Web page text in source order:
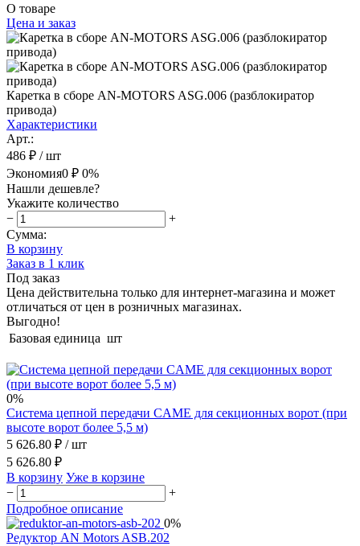
О товаре
Цена и заказ
Каретка в сборе AN-MOTORS ASG.006 (разблокиратор
привода)
Характеристики
Арт.:
486 ₽ / шт
Экономия0 ₽ 0%
Нашли дешевле?
Укажите количество
−
+
Сумма:
В корзину
Заказ в 1 клик
Под заказ
Цена действительна только для интернет-магазина и может
отличаться от цен в розничных магазинах.
Выгодно!
Базовая единица шт
0%
Система цепной передачи СAME для секционных ворот (при
высоте ворот более 5,5 м)
5 626.80 ₽ / шт
5 626.80 ₽
В корзину Уже в корзине
−
+
Подробное описание
0%
Редуктор AN Motors ASB.202